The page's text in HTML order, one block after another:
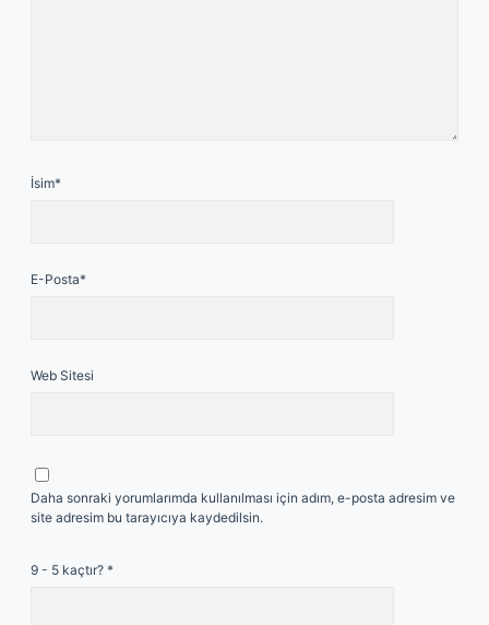
İsim*
E-Posta*
Web Sitesi
Daha sonraki yorumlarımda kullanılması için adım, e-posta adresim ve
site adresim bu tarayıcıya kaydedilsin.
9 - 5 kaçtır? *